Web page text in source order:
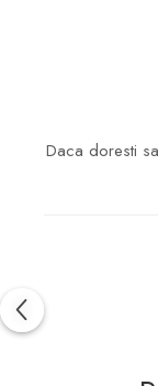
Daca doresti